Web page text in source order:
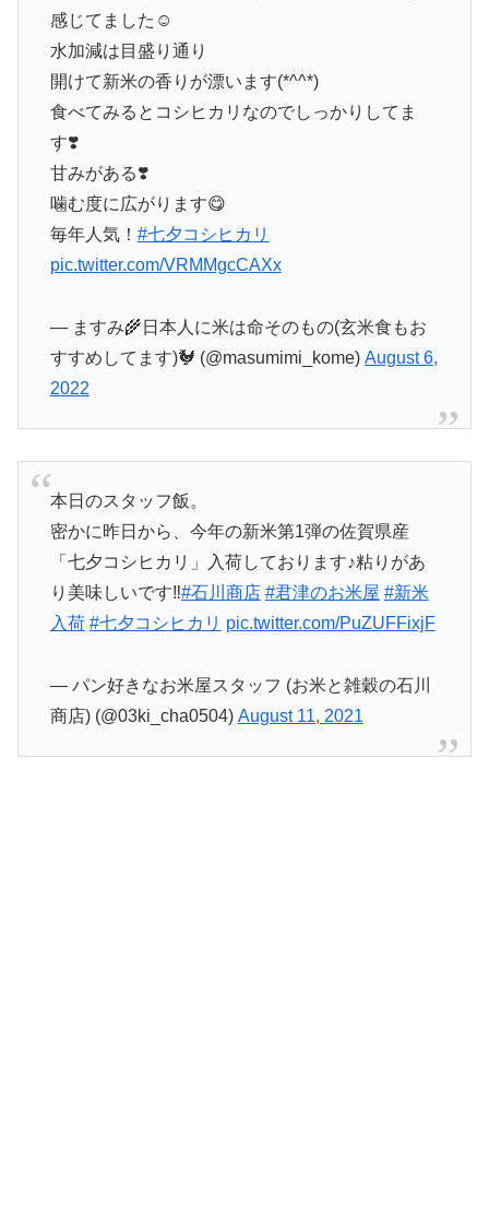
感じてました☺️
水加減は目盛り通り
開けて新米の香りが漂います(*^^*)
食べてみるとコシヒカリなのでしっかりしてま
す❣️
甘みがある❣️
噛む度に広がります😋
毎年人気！ #七夕コシヒカリ
pic.twitter.com/VRMMgcCAXx
— ますみ🌾日本人に米は命そのもの(玄米食もお
すすめしてます)🐓 (@masumimi_kome) August 6,
2022
本日のスタッフ飯。
密かに昨日から、今年の新米第1弾の佐賀県産
「七夕コシヒカリ」入荷しております♪粘りがあ
り美味しいです‼︎#石川商店 #君津のお米屋 #新米
入荷 #七夕コシヒカリ pic.twitter.com/PuZUFFixjF
— パン好きなお米屋スタッフ (お米と雑穀の石川
商店) (@03ki_cha0504) August 11, 2021